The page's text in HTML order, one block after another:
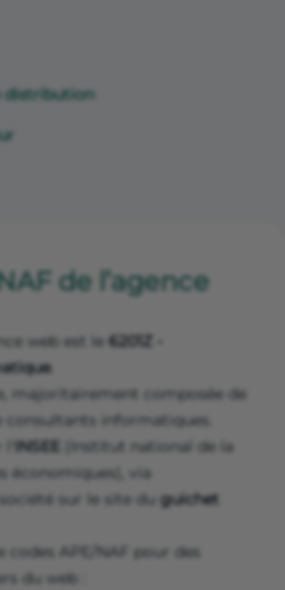
distribution
de l’agence
web est le 6201Z -
.
majoritairement composée de
consultants informatiques.
INSEE
(Institut national de la
économiques), via
sur le site du guichet
codes APE/NAF pour des
du web :